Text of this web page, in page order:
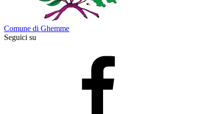
Comune di Ghemme
Seguici su